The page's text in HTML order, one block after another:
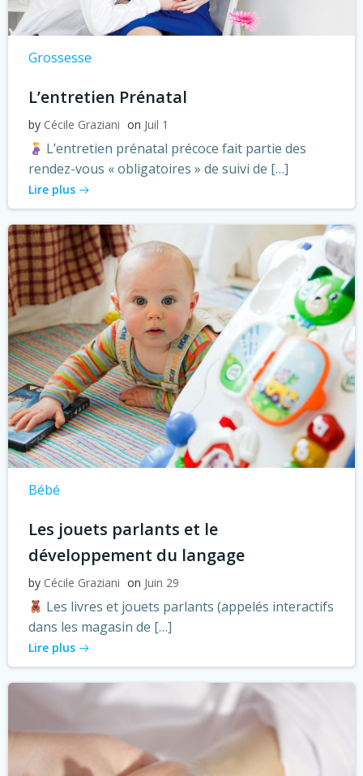
Grossesse
L’entretien Prénatal
by Cécile Graziani on Juil 1
L’entretien prénatal précoce fait partie des
rendez-vous « obligatoires » de suivi de […]
Lire plus
Bébé
Les jouets parlants et le
développement du langage
by Cécile Graziani on Juin 29
Les livres et jouets parlants (appelés interactifs
dans les magasin de […]
Lire plus